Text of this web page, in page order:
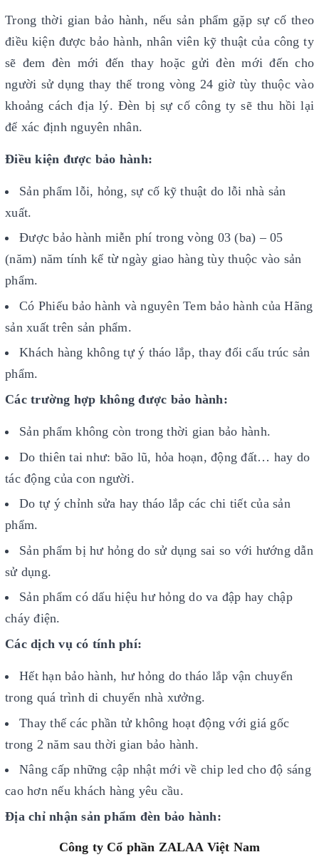
Trong thời gian bảo hành, nếu sản phẩm gặp sự cố theo
điều kiện được bảo hành, nhân viên kỹ thuật của công ty
sẽ đem đèn mới đến thay hoặc gửi đèn mới đến cho
người sử dụng thay thế trong vòng 24 giờ tùy thuộc vào
khoảng cách địa lý. Đèn bị sự cố công ty sẽ thu hồi lại
để xác định nguyên nhân.
Điều kiện được bảo hành:
Sản phẩm lỗi, hỏng, sự cố kỹ thuật do lỗi nhà sản
xuất.
Được bảo hành miễn phí trong vòng 03 (ba) – 05
(năm) năm tính kể từ ngày giao hàng tùy thuộc vào sản
phẩm.
Có Phiếu bảo hành và nguyên Tem bảo hành của Hãng
sản xuất trên sản phẩm.
Khách hàng không tự ý tháo lắp, thay đổi cấu trúc sản
phẩm.
Các trường hợp không được bảo hành:
Sản phẩm không còn trong thời gian bảo hành.
Do thiên tai như: bão lũ, hỏa hoạn, động đất… hay do
tác động của con người.
Do tự ý chỉnh sửa hay tháo lắp các chi tiết của sản
phẩm.
Sản phẩm bị hư hỏng do sử dụng sai so với hướng dẫn
sử dụng.
Sản phẩm có dấu hiệu hư hỏng do va đập hay chập
cháy điện.
Các dịch vụ có tính phí:
Hết hạn bảo hành, hư hỏng do tháo lắp vận chuyển
trong quá trình di chuyển nhà xưởng.
Thay thế các phần tử không hoạt động với giá gốc
trong 2 năm sau thời gian bảo hành.
Nâng cấp những cập nhật mới về chip led cho độ sáng
cao hơn nếu khách hàng yêu cầu.
Địa chỉ nhận sản phẩm đèn bảo hành:
Công ty Cổ phần ZALAA Việt Nam